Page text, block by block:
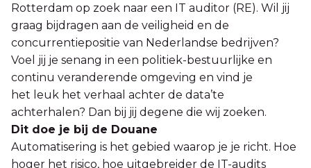
Rotterdam op zoek naar een IT auditor (RE). Wil jij
graag bijdragen aan de veiligheid en de
concurrentiepositie van Nederlandse bedrijven?
Voel jij je senang in een politiek-bestuurlijke en
continu veranderende omgeving en vind je
het leuk het verhaal achter de data’te
achterhalen? Dan bij jij degene die wij zoeken.
Dit doe je bij de Douane
Automatisering is het gebied waarop je je richt. Hoe
hoger het risico, hoe uitgebreider de IT-audits